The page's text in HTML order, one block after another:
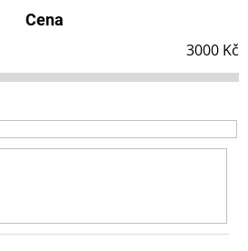
Cena
3000 Kč